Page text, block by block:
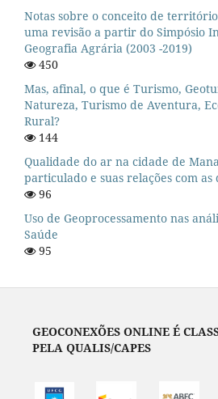
Notas sobre o conceito de
uma revisão a partir do Simpósio
Geografia Agrária (2003 -2019)
450
Mas, afinal, o que é Turismo,
Natureza, Turismo de Aventura,
Rural?
144
Qualidade do ar na cidade de
particulado e suas relações com as
96
Uso de Geoprocessamento nas
Saúde
95
GEOCONEXÕES ONLINE É
PELA QUALIS/CAPES